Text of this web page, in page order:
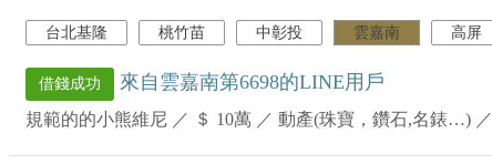
台北基隆 桃竹苗 中彰投 雲嘉南 高屏
借錢成功 來自雲嘉南第6698的LINE用戶
規範的的小熊維尼 ／ ＄ 10萬 ／ 動產(珠寶，鑽石,名錶…) ／